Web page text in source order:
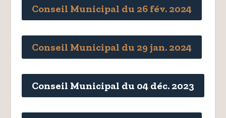
Conseil Municipal du 26 fév. 2024
Conseil Municipal du 29 jan. 2024
Conseil Municipal du 04 déc. 2023